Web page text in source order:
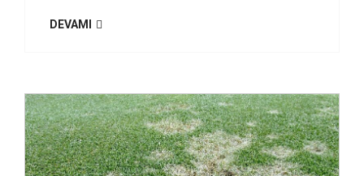
DEVAMI